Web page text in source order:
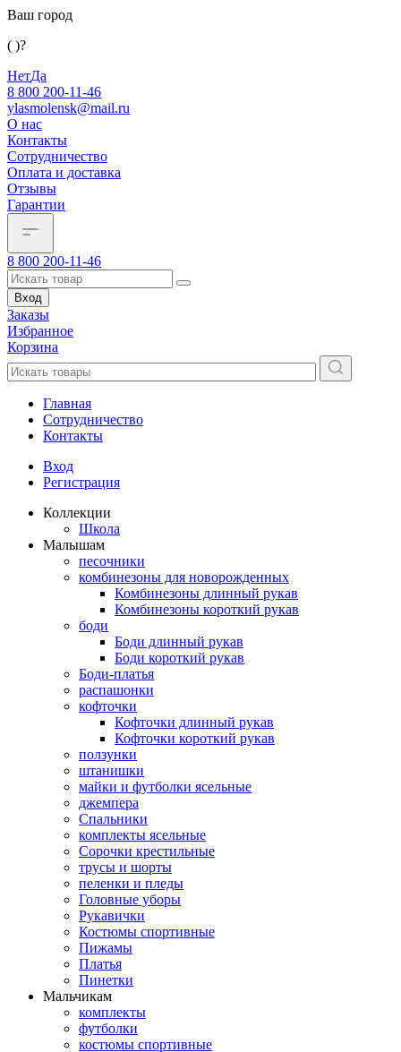
Ваш город
( )?
НетДа
8 800 200-11-46
ylasmolensk@mail.ru
О нас
Контакты
Сотрудничество
Оплата и доставка
Отзывы
Гарантии
8 800 200-11-46
Вход
Заказы
Избранное
Корзина
Главная
Сотрудничество
Контакты
Вход
Регистрация
Коллекции
Школа
Малышам
песочники
комбинезоны для новорожденных
Комбинезоны длинный рукав
Комбинезоны короткий рукав
боди
Боди длинный рукав
Боди короткий рукав
Боди-платья
распашонки
кофточки
Кофточки длинный рукав
Кофточки короткий рукав
ползунки
штанишки
майки и футболки ясельные
джемпера
Спальники
комплекты ясельные
Сорочки крестильные
трусы и шорты
пеленки и пледы
Головные уборы
Рукавички
Костюмы спортивные
Пижамы
Платья
Пинетки
Мальчикам
комплекты
футболки
костюмы спортивные